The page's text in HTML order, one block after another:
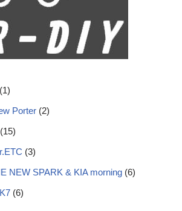
(1)
Porter (2)
(15)
(3)
NEW SPARK & KIA morning (6)
(6)